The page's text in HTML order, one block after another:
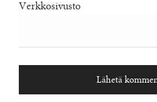
Verkkosivusto